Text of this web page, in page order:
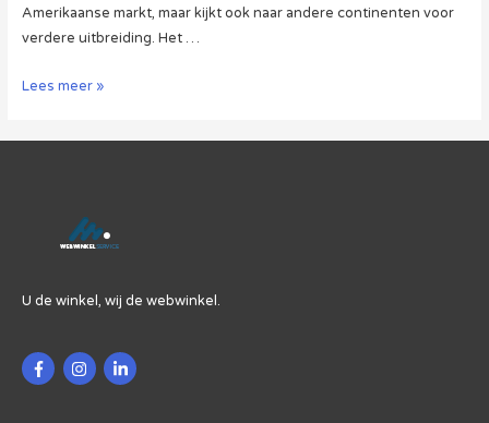
Amerikaanse markt, maar kijkt ook naar andere continenten voor
verdere uitbreiding. Het …
Het
Webshops
Lees meer »
U de winkel, wij de webwinkel.